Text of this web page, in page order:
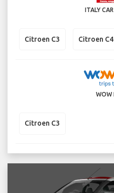
ITALY
Citroen C3 Citroen
WOW
Citroen C3